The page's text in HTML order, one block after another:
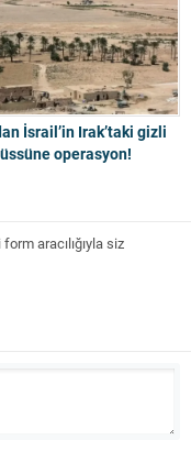
İsrail’in Irak’taki gizli
üssüne operasyon!
aracılığıyla siz